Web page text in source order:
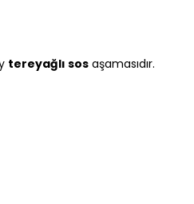
tereyağlı sos aşamasıdır.